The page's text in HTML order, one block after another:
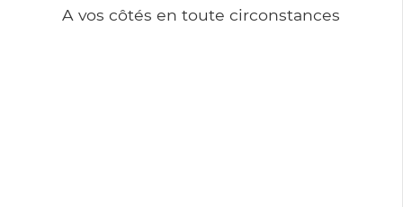
A vos côtés en toute circonstances